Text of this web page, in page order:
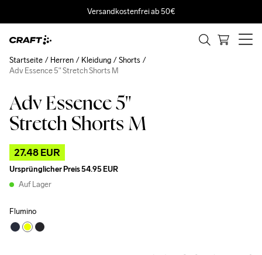
Versandkostenfrei ab 50€
Adv Essence 5"
Stretch Shorts M
27.48 EUR
Ursprünglicher Preis54.95 EUR
Auf Lager
Flumino
Startseite Herren Kleidung
Shorts
Adv Essence 5" Stretch Shorts M
Outlet